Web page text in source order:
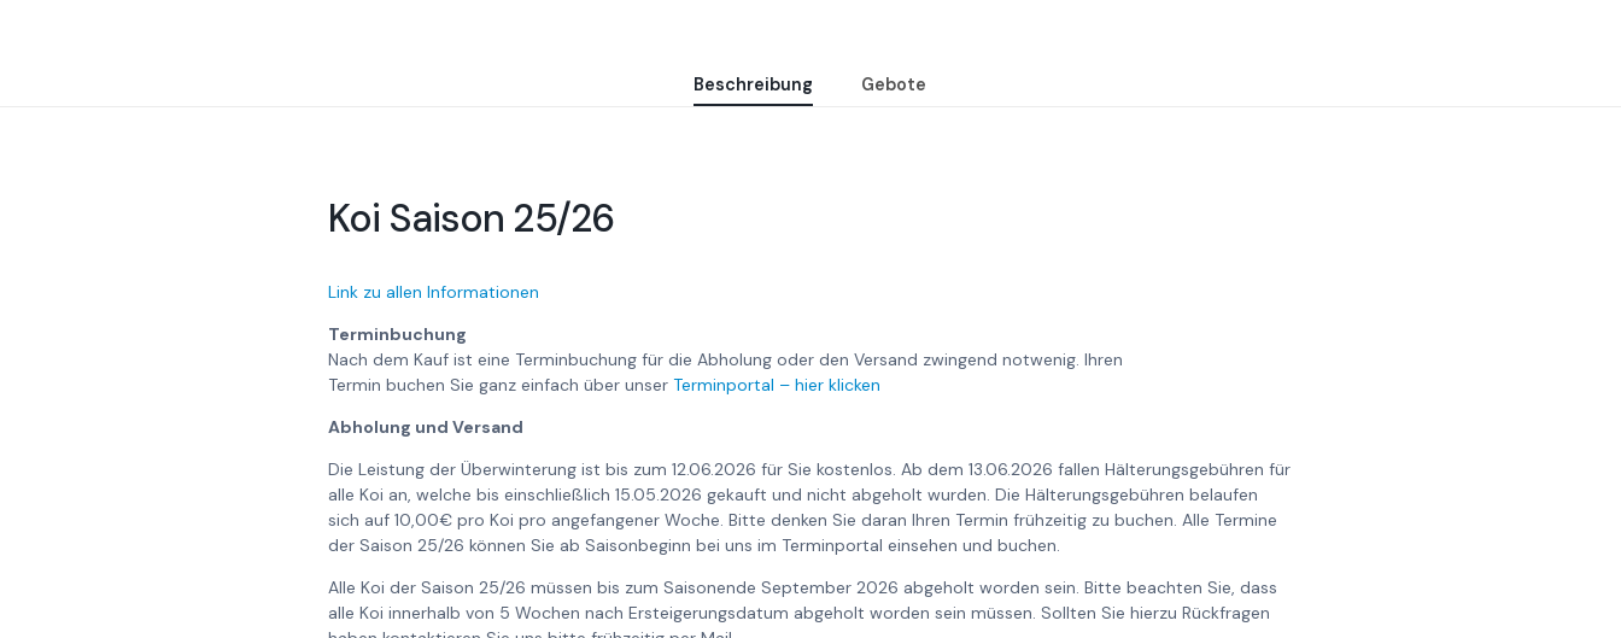
Beschreibung Gebote
Koi Saison 25/26
Link zu allen Informationen
Terminbuchung
Nach dem Kauf ist eine Terminbuchung für die Abholung oder den Versand zwingend notwenig. Ihren
Termin buchen Sie ganz einfach über unser Terminportal – hier klicken
Abholung und Versand
Die Leistung der Überwinterung ist bis zum 12.06.2026 für Sie kostenlos. Ab dem 13.06.2026 fallen Hälterungsgebühren für
alle Koi an, welche bis einschließlich 15.05.2026 gekauft und nicht abgeholt wurden. Die Hälterungsgebühren belaufen
sich auf 10,00€ pro Koi pro angefangener Woche. Bitte denken Sie daran Ihren Termin frühzeitig zu buchen. Alle Termine
der Saison 25/26 können Sie ab Saisonbeginn bei uns im Terminportal einsehen und buchen.
Alle Koi der Saison 25/26 müssen bis zum Saisonende September 2026 abgeholt worden sein. Bitte beachten Sie, dass
alle Koi innerhalb von 5 Wochen nach Ersteigerungsdatum abgeholt worden sein müssen. Sollten Sie hierzu Rückfragen